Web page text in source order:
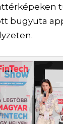
bugyuta